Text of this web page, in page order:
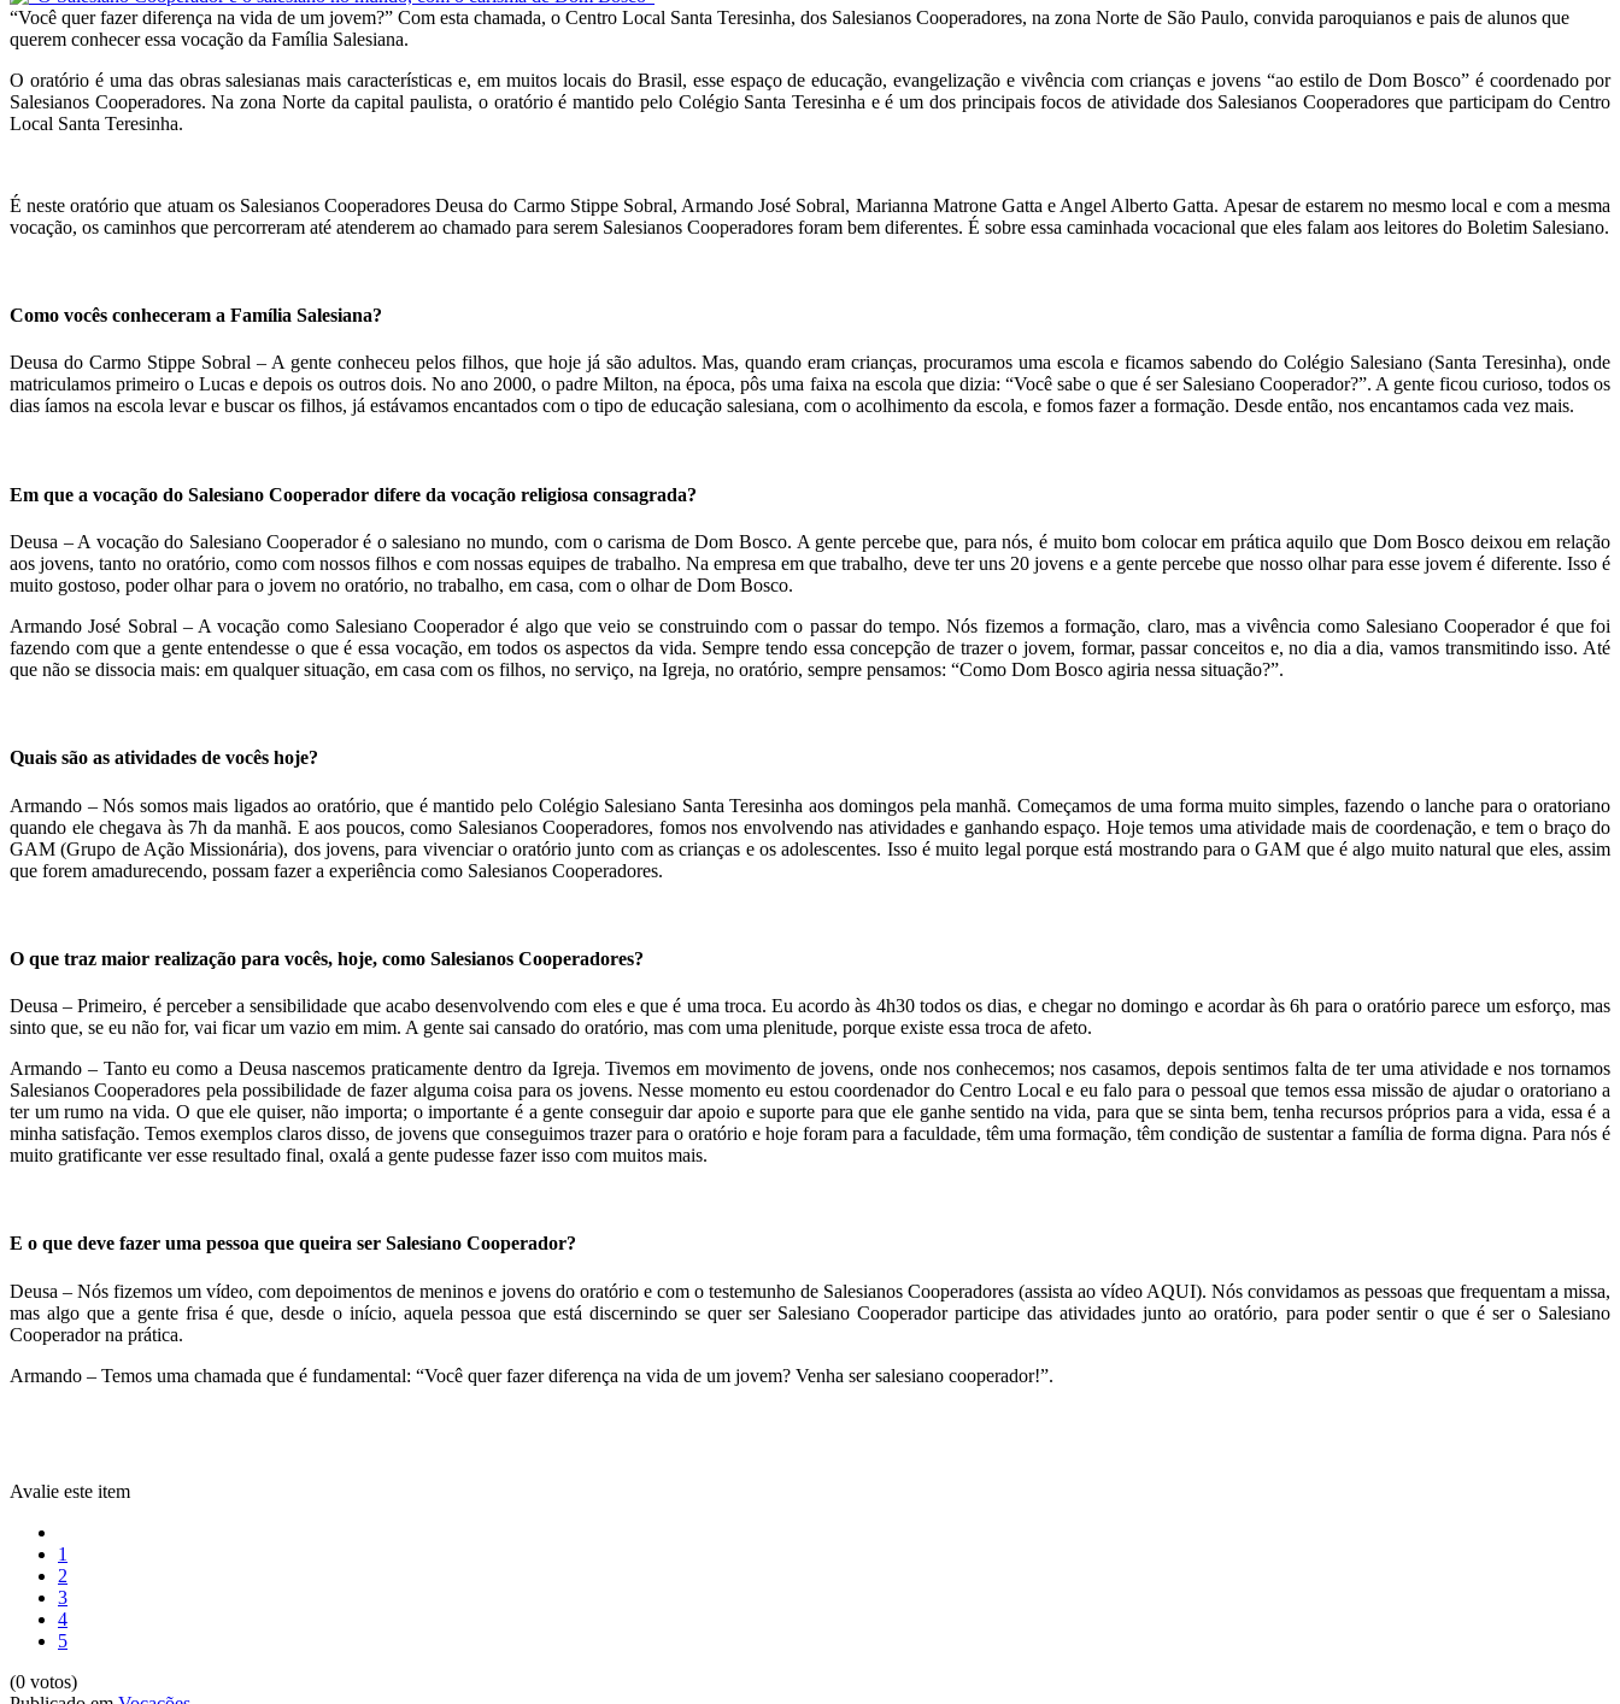
“Você quer fazer diferença na vida de um jovem?” Com esta chamada, o Centro Local Santa Teresinha, dos Salesianos Cooperadores, na zona Norte de São Paulo, convida paroquianos e pais de alunos que
querem conhecer essa vocação da Família Salesiana.
O oratório é uma das obras salesianas mais características e, em muitos locais do Brasil, esse espaço de educação, evangelização e vivência com crianças e jovens “ao estilo de Dom Bosco” é coordenado por
Salesianos Cooperadores. Na zona Norte da capital paulista, o oratório é mantido pelo Colégio Santa Teresinha e é um dos principais focos de atividade dos Salesianos Cooperadores que participam do Centro
Local Santa Teresinha.
É neste oratório que atuam os Salesianos Cooperadores Deusa do Carmo Stippe Sobral, Armando José Sobral, Marianna Matrone Gatta e Angel Alberto Gatta. Apesar de estarem no mesmo local e com a mesma
vocação, os caminhos que percorreram até atenderem ao chamado para serem Salesianos Cooperadores foram bem diferentes. É sobre essa caminhada vocacional que eles falam aos leitores do Boletim Salesiano.
Como vocês conheceram a Família Salesiana?
Deusa do Carmo Stippe Sobral – A gente conheceu pelos filhos, que hoje já são adultos. Mas, quando eram crianças, procuramos uma escola e ficamos sabendo do Colégio Salesiano (Santa Teresinha), onde
matriculamos primeiro o Lucas e depois os outros dois. No ano 2000, o padre Milton, na época, pôs uma faixa na escola que dizia: “Você sabe o que é ser Salesiano Cooperador?”. A gente ficou curioso, todos os
dias íamos na escola levar e buscar os filhos, já estávamos encantados com o tipo de educação salesiana, com o acolhimento da escola, e fomos fazer a formação. Desde então, nos encantamos cada vez mais.
Em que a vocação do Salesiano Cooperador difere da vocação religiosa consagrada?
Deusa – A vocação do Salesiano Cooperador é o salesiano no mundo, com o carisma de Dom Bosco. A gente percebe que, para nós, é muito bom colocar em prática aquilo que Dom Bosco deixou em relação
aos jovens, tanto no oratório, como com nossos filhos e com nossas equipes de trabalho. Na empresa em que trabalho, deve ter uns 20 jovens e a gente percebe que nosso olhar para esse jovem é diferente. Isso é
muito gostoso, poder olhar para o jovem no oratório, no trabalho, em casa, com o olhar de Dom Bosco.
Armando José Sobral – A vocação como Salesiano Cooperador é algo que veio se construindo com o passar do tempo. Nós fizemos a formação, claro, mas a vivência como Salesiano Cooperador é que foi
fazendo com que a gente entendesse o que é essa vocação, em todos os aspectos da vida. Sempre tendo essa concepção de trazer o jovem, formar, passar conceitos e, no dia a dia, vamos transmitindo isso. Até
que não se dissocia mais: em qualquer situação, em casa com os filhos, no serviço, na Igreja, no oratório, sempre pensamos: “Como Dom Bosco agiria nessa situação?”.
Quais são as atividades de vocês hoje?
Armando – Nós somos mais ligados ao oratório, que é mantido pelo Colégio Salesiano Santa Teresinha aos domingos pela manhã. Começamos de uma forma muito simples, fazendo o lanche para o oratoriano
quando ele chegava às 7h da manhã. E aos poucos, como Salesianos Cooperadores, fomos nos envolvendo nas atividades e ganhando espaço. Hoje temos uma atividade mais de coordenação, e tem o braço do
GAM (Grupo de Ação Missionária), dos jovens, para vivenciar o oratório junto com as crianças e os adolescentes. Isso é muito legal porque está mostrando para o GAM que é algo muito natural que eles, assim
que forem amadurecendo, possam fazer a experiência como Salesianos Cooperadores.
O que traz maior realização para vocês, hoje, como Salesianos Cooperadores?
Deusa – Primeiro, é perceber a sensibilidade que acabo desenvolvendo com eles e que é uma troca. Eu acordo às 4h30 todos os dias, e chegar no domingo e acordar às 6h para o oratório parece um esforço, mas
sinto que, se eu não for, vai ficar um vazio em mim. A gente sai cansado do oratório, mas com uma plenitude, porque existe essa troca de afeto.
Armando – Tanto eu como a Deusa nascemos praticamente dentro da Igreja. Tivemos em movimento de jovens, onde nos conhecemos; nos casamos, depois sentimos falta de ter uma atividade e nos tornamos
Salesianos Cooperadores pela possibilidade de fazer alguma coisa para os jovens. Nesse momento eu estou coordenador do Centro Local e eu falo para o pessoal que temos essa missão de ajudar o oratoriano a
ter um rumo na vida. O que ele quiser, não importa; o importante é a gente conseguir dar apoio e suporte para que ele ganhe sentido na vida, para que se sinta bem, tenha recursos próprios para a vida, essa é a
minha satisfação. Temos exemplos claros disso, de jovens que conseguimos trazer para o oratório e hoje foram para a faculdade, têm uma formação, têm condição de sustentar a família de forma digna. Para nós é
muito gratificante ver esse resultado final, oxalá a gente pudesse fazer isso com muitos mais.
E o que deve fazer uma pessoa que queira ser Salesiano Cooperador?
Deusa – Nós fizemos um vídeo, com depoimentos de meninos e jovens do oratório e com o testemunho de Salesianos Cooperadores (assista ao vídeo AQUI). Nós convidamos as pessoas que frequentam a missa,
mas algo que a gente frisa é que, desde o início, aquela pessoa que está discernindo se quer ser Salesiano Cooperador participe das atividades junto ao oratório, para poder sentir o que é ser o Salesiano
Cooperador na prática.
Armando – Temos uma chamada que é fundamental: “Você quer fazer diferença na vida de um jovem? Venha ser salesiano cooperador!”.
Avalie este item
1
2
3
4
5
(0 votos)